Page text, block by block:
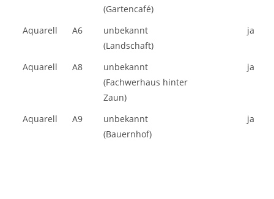
(Gartencafé)
Aquarell A6
unbekannt
(Landschaft)
ja
Aquarell A8
unbekannt
(Fachwerhaus hinter
Zaun)
ja
Aquarell A9
unbekannt
(Bauernhof)
ja